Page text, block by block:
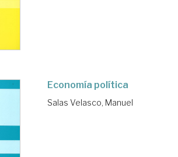
Economía política
Salas Velasco, Manuel